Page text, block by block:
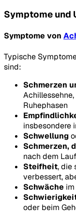
Symptome und
Symptome von
Typische
sind:
Schmerzen
Ruhephasen
insbesondere
Schwellung
Schmerzen,
nach dem
Steifheit, die
verbessert,
Schwäche
oder beim